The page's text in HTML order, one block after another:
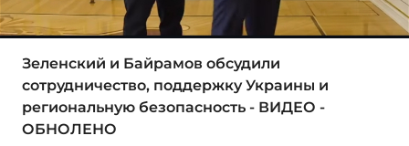
Зеленский и Байрамов обсудили
сотрудничество, поддержку Украины и
региональную безопасность - ВИДЕО -
ОБНОЛЕНО